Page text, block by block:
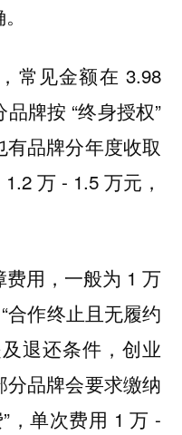
常见金额在 3.98
牌按 “终身授权”
品牌分年度收取
万 - 1.5 万元，
用，一般为 1 万
合作终止且无履约
退还条件，创业
品牌会要求缴纳
，单次费用 1 万 -